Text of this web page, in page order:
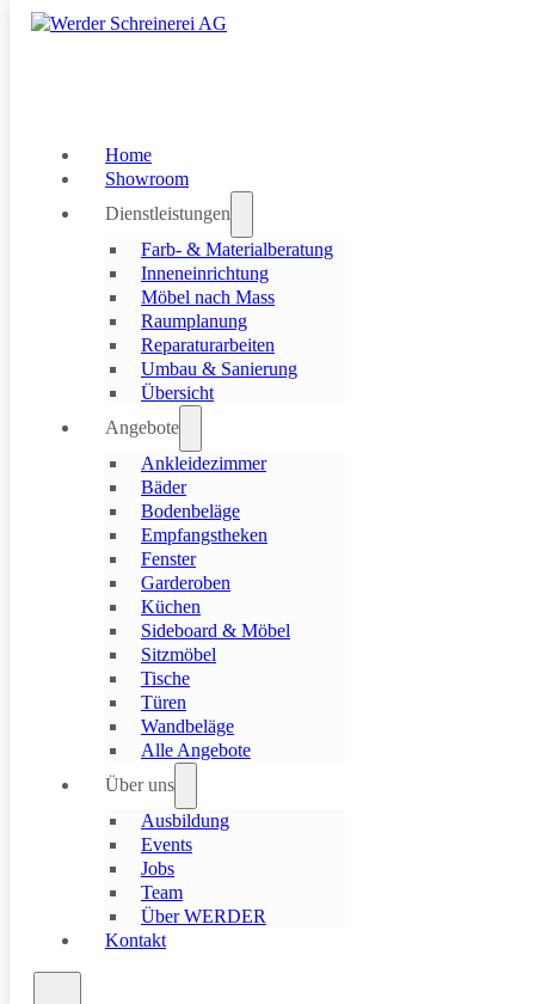
Skip to main content Skip to footer
Home
Showroom
Dienstleistungen
Farb- & Materialberatung
Inneneinrichtung
Möbel nach Mass
Raumplanung
Reparaturarbeiten
Umbau & Sanierung
Übersicht
Angebote
Ankleidezimmer
Bäder
Bodenbeläge
Empfangstheken
Fenster
Garderoben
Küchen
Sideboard & Möbel
Sitzmöbel
Tische
Türen
Wandbeläge
Alle Angebote
Über uns
Ausbildung
Events
Jobs
Team
Über WERDER
Kontakt
Ihre Vision, unsere Handwerkskunst
Mit massgefertigten Möbeln von der Werder Schreinerei AG
Wohnlösungen, die auf Ihre individuellen Wünsche und
Ob für den Wohnbereich, das Schlafzimmer, die Küche oder das
Möbel, die nicht nur funktional, sondern auch optisch überzeugen.